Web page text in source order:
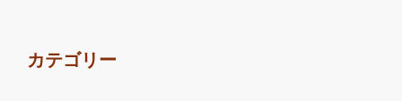
カテゴリー